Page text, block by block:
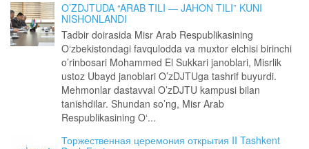
O’ZDJTUDA “ARAB TILI — JAHON TILI” KUNI
NISHONLANDI
Tadbir doirasida Misr Arab Respublikasining
O‘zbekistondagi favqulodda va muxtor elchisi birinchi
o’rinbosari Mohammed El Sukkari janoblari, Misrlik
ustoz Ubayd janoblari O’zDJTUga tashrif buyurdi.
Mehmonlar dastavval O’zDJTU kampusi bilan
tanishdilar. Shundan so’ng, Misr Arab
Respublikasining O‘...
Торжественная церемония открытия II Tashkent